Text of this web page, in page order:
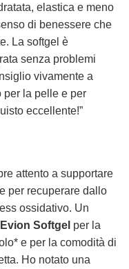
elastica e meno
di benessere che
La softgel è
senza problemi
vivamente a
per la pelle e per
eccellente!”
attento a supportare
per recuperare dallo
ossidativo. Un
Evion Softgel per la
e per la comodità di
Ho notato una